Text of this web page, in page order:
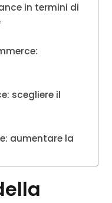
in termini di
scegliere il
aumentare la